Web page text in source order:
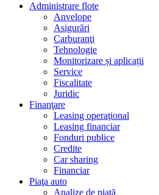
Administrare flote
Anvelope
Asigurări
Carburanţi
Tehnologie
Monitorizare și aplicații
Service
Fiscalitate
Juridic
Finanţare
Leasing operaţional
Leasing financiar
Fonduri publice
Credite
Car sharing
Financiar
Piaţa auto
Analize de piață